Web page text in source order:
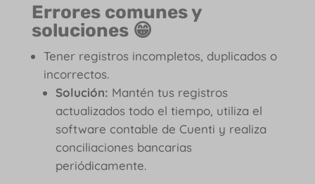
Errores comunes y
soluciones 😁
Tener registros incompletos, duplicados o
incorrectos.
Solución: Mantén tus registros
actualizados todo el tiempo, utiliza el
software contable de Cuenti y realiza
conciliaciones bancarias
periódicamente.